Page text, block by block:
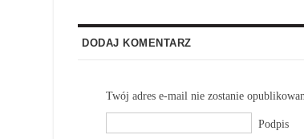
DODAJ KOMENTARZ
Twój adres e-mail nie zostanie
Podpis